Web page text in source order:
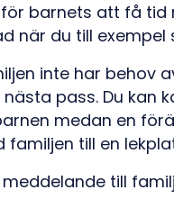
barnets att få
när du till
inte har behov
pass. Du kan
medan en
familjen till en
meddelande till